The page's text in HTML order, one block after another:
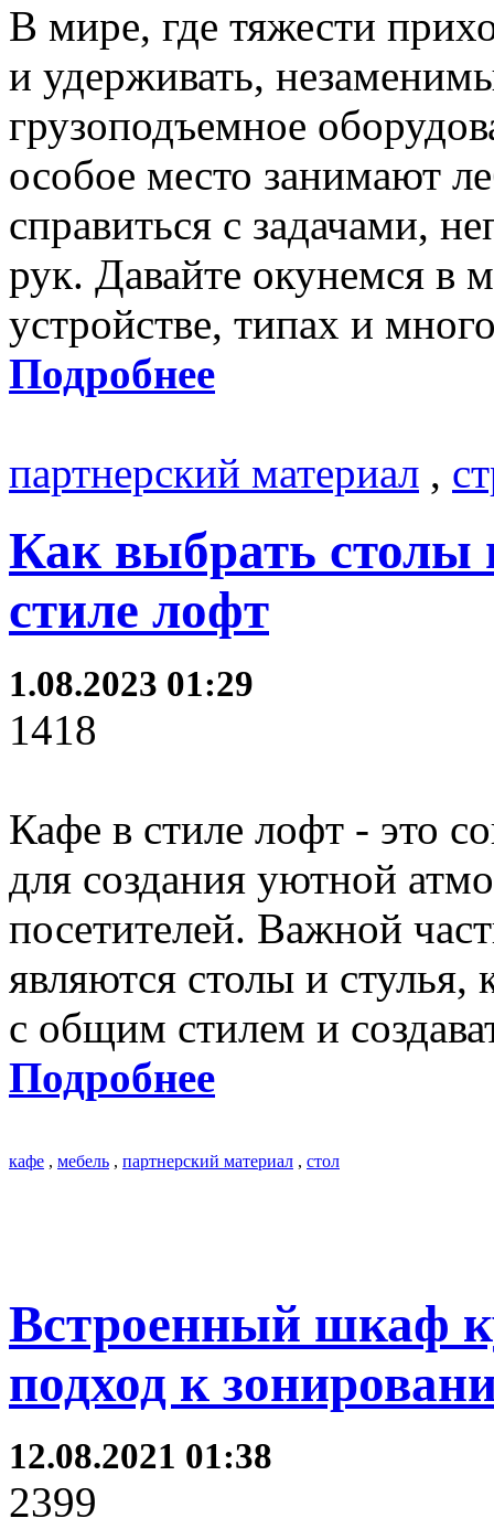
В мире, где тяжести
и удерживать,
грузоподъемное
особое место занимают
справиться с задачами,
рук. Давайте окунемся в
устройстве, типах и
Подробнее
партнерский материал ,
Как выбрать столы
стиле лофт
1.08.2023 01:29
1418
Кафе в стиле лофт - это
для создания уютной
посетителей. Важной
являются столы и
с общим стилем и
Подробнее
кафе , мебель , партнерский материал , стол
Встроенный шкаф
подход к
12.08.2021 01:38
2399